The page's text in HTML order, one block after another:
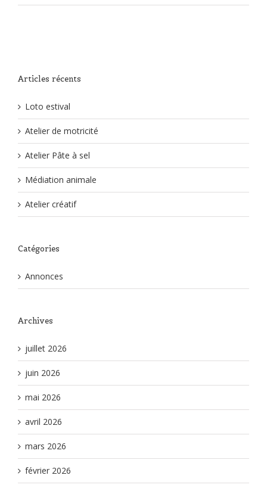
Articles récents
Loto estival
Atelier de motricité
Atelier Pâte à sel
Médiation animale
Atelier créatif
Catégories
Annonces
Archives
juillet 2026
juin 2026
mai 2026
avril 2026
mars 2026
février 2026